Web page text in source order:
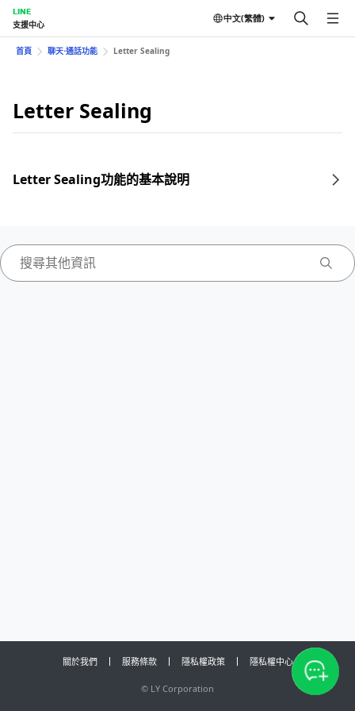
LINE
支援中心
中文(繁體)
首頁 聊天⋅通話功能 Letter Sealing
Letter Sealing
Letter Sealing功能的基本說明
關於我們 服務條款 隱私權政策 隱私權中心
© LY Corporation